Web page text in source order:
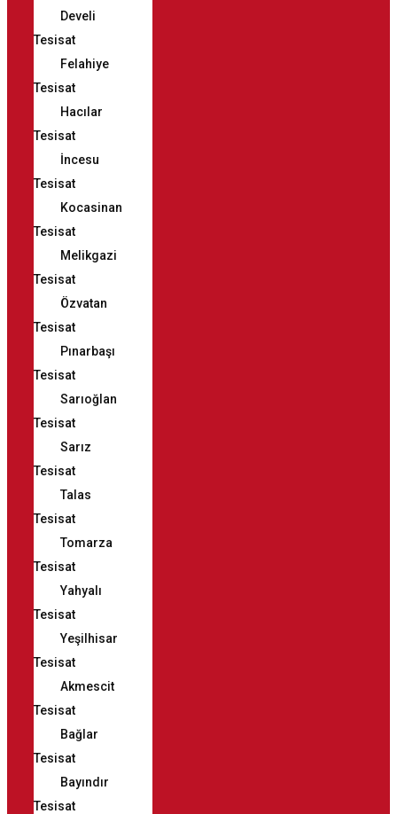
Develi
Tesisat
Felahiye
Tesisat
Hacılar
Tesisat
İncesu
Tesisat
Kocasinan
Tesisat
Melikgazi
Tesisat
Özvatan
Tesisat
Pınarbaşı
Tesisat
Sarıoğlan
Tesisat
Sarız
Tesisat
Talas
Tesisat
Tomarza
Tesisat
Yahyalı
Tesisat
Yeşilhisar
Tesisat
Akmescit
Tesisat
Bağlar
Tesisat
Bayındır
Tesisat